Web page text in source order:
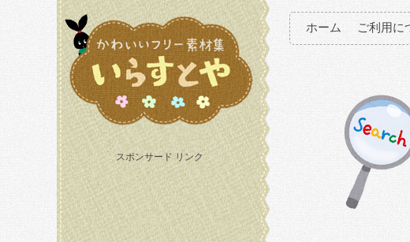
スポンサード リンク
ホーム ご利用に